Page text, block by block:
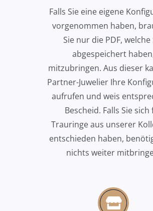
Falls Sie eine eigene
vorgenommen haben,
Sie nur die PDF, welche
abgespeichert
mitzubringen. Aus dieser
Partner-Juwelier Ihre
aufrufen und weis
Bescheid. Falls Sie sich
Trauringe aus unserer
entschieden haben,
nichts weiter